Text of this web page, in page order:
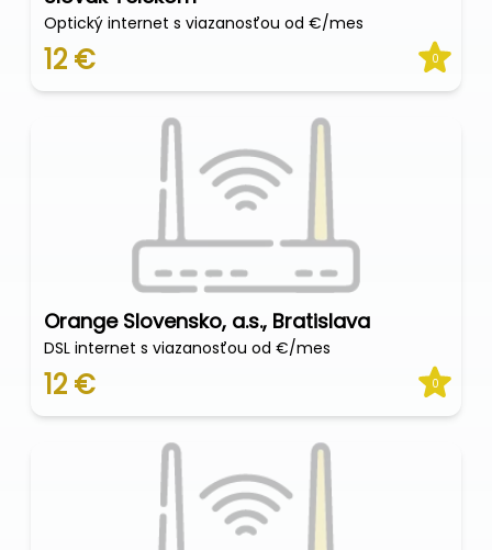
Optický internet s viazanosťou od €/mes
12 € 0
Orange Slovensko, a.s., Bratislava
DSL internet s viazanosťou od €/mes
12 € 0